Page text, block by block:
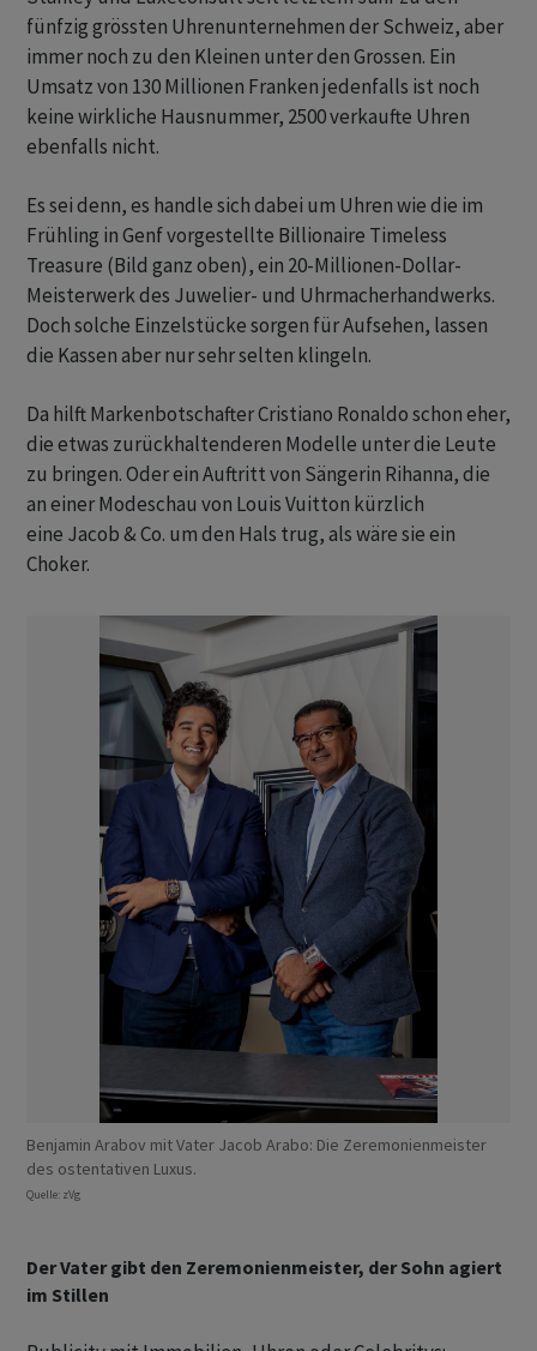
fünfzig grössten Uhrenunternehmen der Schweiz, aber
immer noch zu den Kleinen unter den Grossen. Ein
Umsatz von 130 Millionen Franken jedenfalls ist noch
keine wirkliche Hausnummer, 2500 verkaufte Uhren
ebenfalls nicht.
Es sei denn, es handle sich dabei um Uhren wie die im
Frühling in Genf vorgestellte Billionaire Timeless
Treasure (Bild ganz oben), ein 20-Millionen-Dollar-
Meisterwerk des Juwelier- und Uhrmacherhandwerks.
Doch solche Einzelstücke sorgen für Aufsehen, lassen
die Kassen aber nur sehr selten klingeln.
Da hilft Markenbotschafter Cristiano Ronaldo schon eher,
die etwas zurückhaltenderen Modelle unter die Leute
zu bringen. Oder ein Auftritt von Sängerin Rihanna, die
an einer Modeschau von Louis Vuitton kürzlich
eine Jacob & Co. um den Hals trug, als wäre sie ein
Choker.
Benjamin Arabov mit Vater Jacob Arabo: Die Zeremonienmeister
des ostentativen Luxus.
Quelle: zVg
Der Vater gibt den Zeremonienmeister, der Sohn agiert
im Stillen